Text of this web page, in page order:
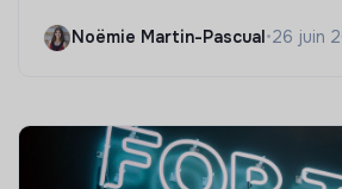
Noëmie Martin-Pascual•26 juin